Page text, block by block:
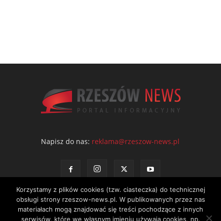
Napisz do nas: reklama@rzeszow-news.pl
Korzystamy z plików cookies (tzw. ciasteczka) do technicznej
obsługi strony rzeszow-news.pl. W publikowanych przez nas
materiałach mogą znajdować się treści pochodzące z innych
serwisów, które we własnym imieniu używają cookies, np.